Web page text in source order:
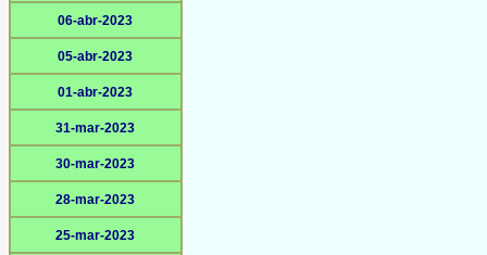
06-abr-2023
05-abr-2023
01-abr-2023
31-mar-2023
30-mar-2023
28-mar-2023
25-mar-2023